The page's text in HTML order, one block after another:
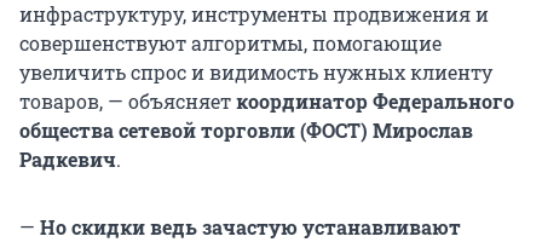
инфраструктуру, инструменты продвижения и
совершенствуют алгоритмы, помогающие
увеличить спрос и видимость нужных клиенту
товаров, — объясняеткоординатор Федерального
общества сетевой торговли (ФОСТ) Мирослав
Радкевич.
— Но скидки ведь зачастую устанавливают